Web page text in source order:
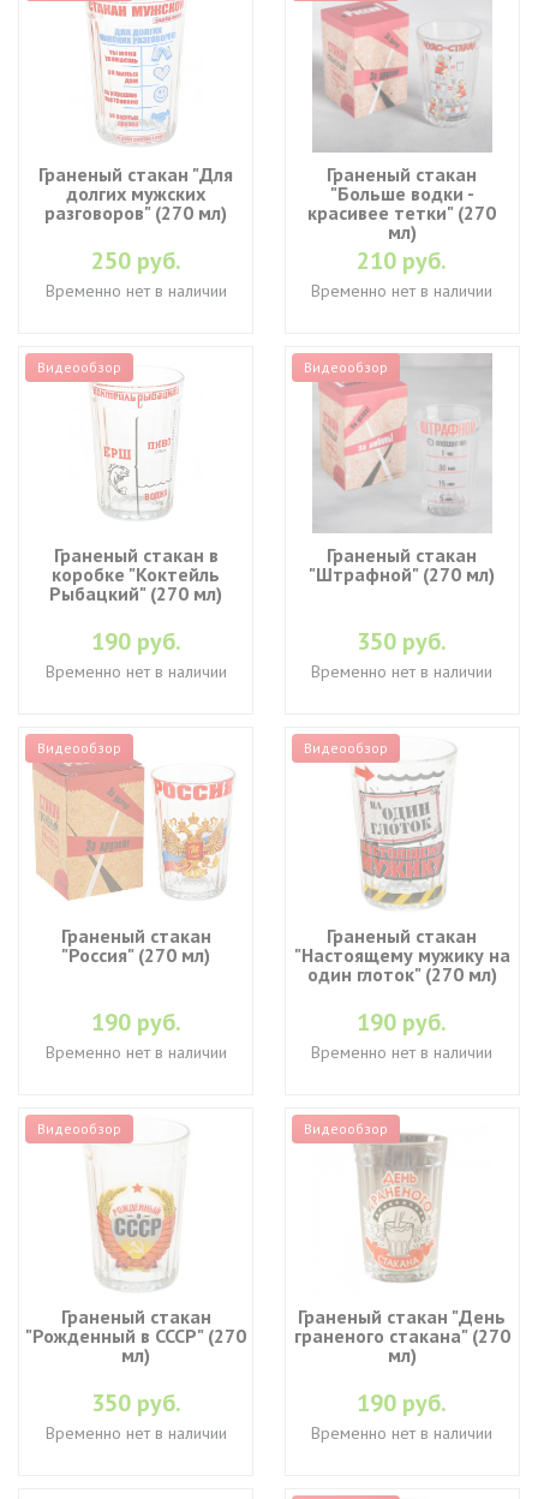
Граненый стакан "Для
долгих мужских
разговоров" (270 мл)
250 руб.
Временно нет в наличии
Граненый стакан
"Больше водки -
красивее тетки" (270
мл)
210 руб.
Временно нет в наличии
Видеообзор
Граненый стакан в
коробке "Коктейль
Рыбацкий" (270 мл)
190 руб.
Временно нет в наличии
Видеообзор
Граненый стакан
"Штрафной" (270 мл)
350 руб.
Временно нет в наличии
Видеообзор
Граненый стакан
"Россия" (270 мл)
190 руб.
Временно нет в наличии
Видеообзор
Граненый стакан
"Настоящему мужику на
один глоток" (270 мл)
190 руб.
Временно нет в наличии
Видеообзор
Граненый стакан
"Рожденный в СССР" (270
мл)
350 руб.
Временно нет в наличии
Видеообзор
Граненый стакан "День
граненого стакана" (270
мл)
190 руб.
Временно нет в наличии